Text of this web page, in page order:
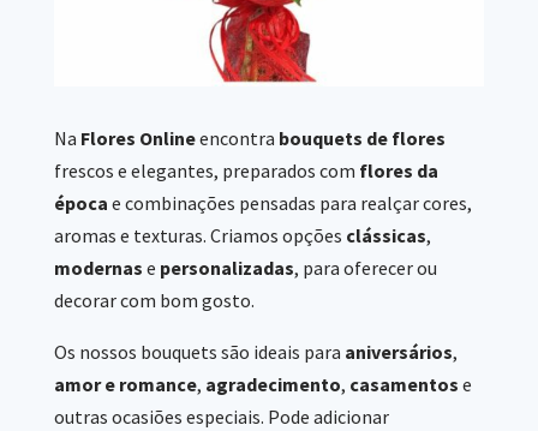
Na Flores Onlineencontra bouquets de flores
frescos e elegantes, preparados com flores da
época e combinações pensadas para realçar cores,
aromas e texturas. Criamos opções clássicas,
modernas e personalizadas, para oferecer ou
decorar com bom gosto.
Os nossos bouquets são ideais para aniversários,
amor e romance, agradecimento, casamentos e
outras ocasiões especiais. Pode adicionar